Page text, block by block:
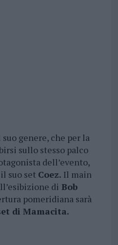
suo genere, che per la
sullo stesso palco
dell’evento,
suo set Coez. Il main
di Bob
pomeridiana sarà
di Mamacita.